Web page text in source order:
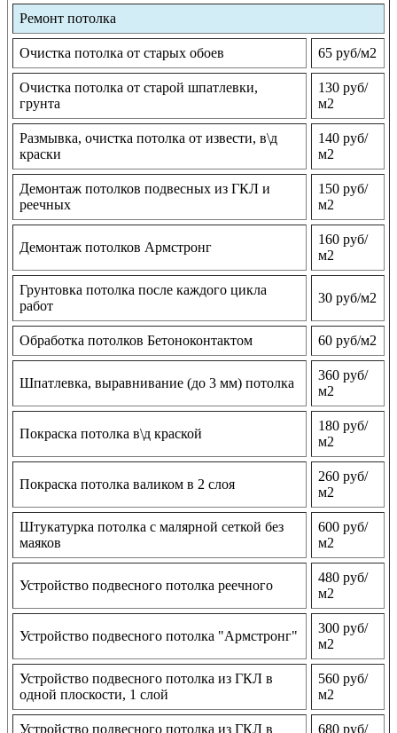
Ремонт потолка
Очистка потолка от старых обоев 65 руб/м2
Очистка потолка от старой шпатлевки,
грунта
130 руб/
м2
Размывка, очистка потолка от извести, в\д
краски
140 руб/
м2
Демонтаж потолков подвесных из ГКЛ и
реечных
150 руб/
м2
Демонтаж потолков Армстронг
160 руб/
м2
Грунтовка потолка после каждого цикла
работ
30 руб/м2
Обработка потолков Бетоноконтактом 60 руб/м2
Шпатлевка, выравнивание (до 3 мм) потолка
360 руб/
м2
Покраска потолка в\д краской
180 руб/
м2
Покраска потолка валиком в 2 слоя
260 руб/
м2
Штукатурка потолка с малярной сеткой без
маяков
600 руб/
м2
Устройство подвесного потолка реечного
480 руб/
м2
Устройство подвесного потолка "Армстронг"
300 руб/
м2
Устройство подвесного потолка из ГКЛ в
одной плоскости, 1 слой
560 руб/
м2
Устройство подвесного потолка из ГКЛ в
680 руб/